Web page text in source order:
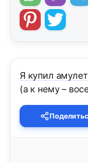
Я купил
(а к нему –